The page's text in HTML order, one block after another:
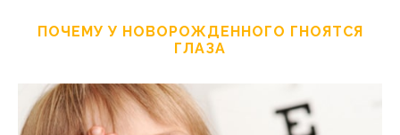
ПОЧЕМУ У НОВОРОЖДЕННОГО ГНОЯТСЯ
ГЛАЗА